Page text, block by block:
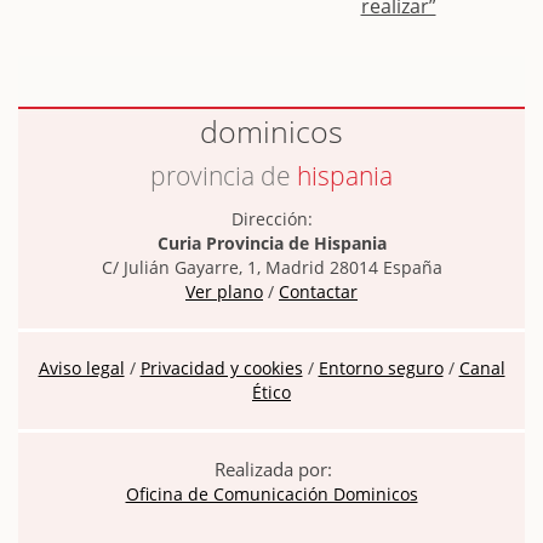
realizar”
dominicos
provincia de hispania
Dirección:
Curia Provincia de Hispania
C/ Julián Gayarre, 1, Madrid 28014 España
Ver plano / Contactar
Aviso legal / Privacidad y cookies / Entorno seguro / Canal
Ético
Realizada por:
Oficina de Comunicación Dominicos